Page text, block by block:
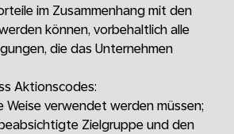
im Zusammenhang mit den
können, vorbehaltlich alle
die das Unternehmen
Aktionscodes:
Weise verwendet werden müssen;
Zielgruppe und den